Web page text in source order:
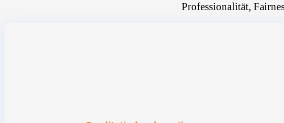
Professionalität,